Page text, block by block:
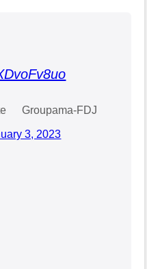
FDJ
3, 2023